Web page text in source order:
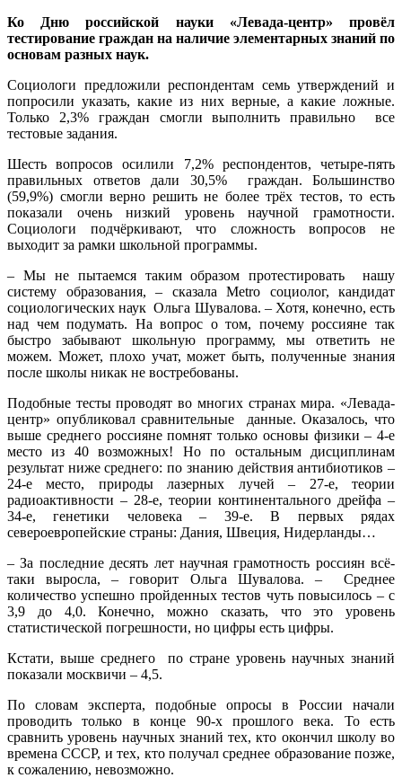
Ко Дню российской науки «Левада-центр» провёл
тестирование граждан на наличие элементарных знаний по
основам разных наук.
Социологи предложили респондентам семь утверждений и
попросили указать, какие из них верные, а какие ложные.
Только 2,3% граждан смогли выполнить правильно все
тестовые задания.
Шесть вопросов осилили 7,2% респондентов, четыре-пять
правильных ответов дали 30,5% граждан. Большинство
(59,9%) смогли верно решить не более трёх тестов, то есть
показали очень низкий уровень научной грамотности.
Социологи подчёркивают, что сложность вопросов не
выходит за рамки школьной программы.
– Мы не пытаемся таким образом протестировать нашу
систему образования, – сказала Metro социолог, кандидат
социологических наук Ольга Шувалова. – Хотя, конечно, есть
над чем подумать. На вопрос о том, почему россияне так
быстро забывают школьную программу, мы ответить не
можем. Может, плохо учат, может быть, полученные знания
после школы никак не востребованы.
Подобные тесты проводят во многих странах мира. «Левада-
центр» опубликовал сравнительные данные. Оказалось, что
выше среднего россияне помнят только основы физики – 4-е
место из 40 возможных! Но по остальным дисциплинам
результат ниже среднего: по знанию действия антибиотиков –
24-е место, природы лазерных лучей – 27-е, теории
радиоактивности – 28-е, теории континентального дрейфа –
34-е, генетики человека – 39-е. В первых рядах
североевропейские страны: Дания, Швеция, Нидерланды…
– За последние десять лет научная грамотность россиян всё-
таки выросла, – говорит Ольга Шувалова. – Среднее
количество успешно пройденных тестов чуть повысилось – с
3,9 до 4,0. Конечно, можно сказать, что это уровень
статистической погрешности, но цифры есть цифры.
Кстати, выше среднего по стране уровень научных знаний
показали москвичи – 4,5.
По словам эксперта, подобные опросы в России начали
проводить только в конце 90-х прошлого века. То есть
сравнить уровень научных знаний тех, кто окончил школу во
времена СССР, и тех, кто получал среднее образование позже,
к сожалению, невозможно.